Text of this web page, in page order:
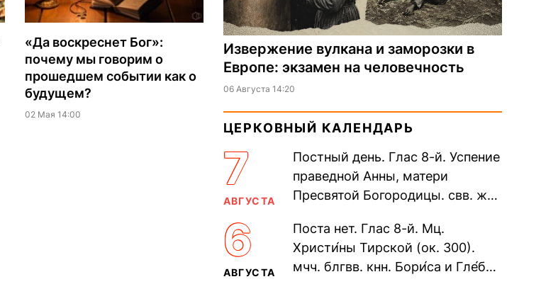
«Да воскреснет Бог»:
почему мы говорим о
прошедшем событии как о
будущем?
02 Мая 14:00
Извержение вулкана и заморозки в
Европе: экзамен на человечность
06 Августа 14:20
ЦЕРКОВНЫЙ КАЛЕНДАРЬ
7
АВГУСТА
Постный день. Глас 8-й. Успение
праведной Анны, матери
Пресвятой Богородицы. свв. жен
прп. Евпракси́и девы,...
6
АВГУСТА
Поста нет. Глас 8-й. Мц.
Христи́ны Тирской (ок. 300).
мчч. блгвв. кнн. Бори́са и Гле́ба,